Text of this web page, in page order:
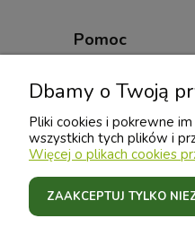
Pomoc
Zwroty i reklamacje
Dbamy o Twoją
Pliki cookies i pokrewne
wszystkich tych plików i
Więcej o plikach cookies
ZAAKCEPTUJ TYLKO